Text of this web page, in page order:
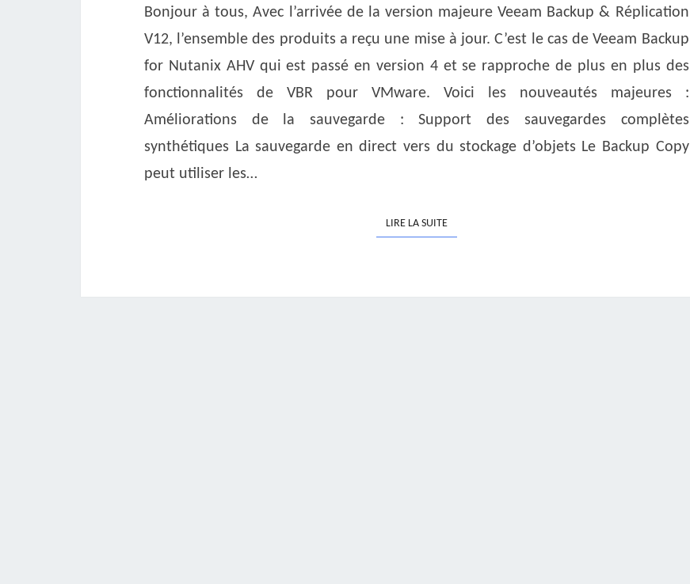
FOR
NUTANIX
?
Bonjour à tous, Avec l’arrivée de la version majeure Veeam Backup & Réplication
V12, l’ensemble des produits a reçu une mise à jour. C’est le cas de Veeam Backup
for Nutanix AHV qui est passé en version 4 et se rapproche de plus en plus des
fonctionnalités de VBR pour VMware. Voici les nouveautés majeures :
Améliorations de la sauvegarde : Support des sauvegardes complètes
synthétiques La sauvegarde en direct vers du stockage d’objets Le Backup Copy
peut utiliser les…
LIRE LA SUITELIRE LA SUITE